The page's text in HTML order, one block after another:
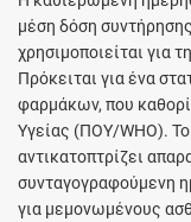
μέση δόση
χρησιμοποιείται για
Πρόκειται για ένα
φαρμάκων, που
Υγείας (ΠΟΥ/WHO). Το
αντικατοπτρίζει
συνταγογραφούμενη
για μεμονωμένους